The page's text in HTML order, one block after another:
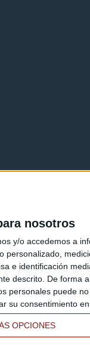
nosotros
y/o accedemos a
personalizado,
e identificación
descrito. De forma
personales puede
su consentimiento
OPCIONES